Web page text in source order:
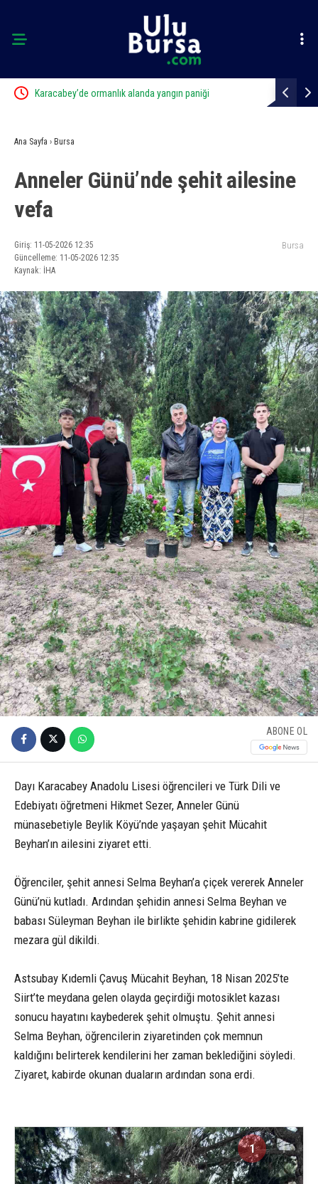
Karacabey’de ormanlık alanda yangın paniği Bursa’da
Ana Sayfa › Bursa
Anneler Günü’nde şehit ailesine
vefa
Giriş: 11-05-2026 12:35
Güncelleme: 11-05-2026 12:35
Kaynak: İHA
Bursa
ABONE OL
Dayı Karacabey Anadolu Lisesi öğrencileri ve Türk Dili ve
Edebiyatı öğretmeni Hikmet Sezer, Anneler Günü
münasebetiyle Beylik Köyü’nde yaşayan şehit Mücahit
Beyhan’ın ailesini ziyaret etti.
Öğrenciler, şehit annesi Selma Beyhan’a çiçek vererek Anneler
Günü’nü kutladı. Ardından şehidin annesi Selma Beyhan ve
babası Süleyman Beyhan ile birlikte şehidin kabrine gidilerek
mezara gül dikildi.
Astsubay Kıdemli Çavuş Mücahit Beyhan, 18 Nisan 2025’te
Siirt’te meydana gelen olayda geçirdiği motosiklet kazası
sonucu hayatını kaybederek şehit olmuştu. Şehit annesi
Selma Beyhan, öğrencilerin ziyaretinden çok memnun
kaldığını belirterek kendilerini her zaman beklediğini söyledi.
Ziyaret, kabirde okunan duaların ardından sona erdi.
1 1